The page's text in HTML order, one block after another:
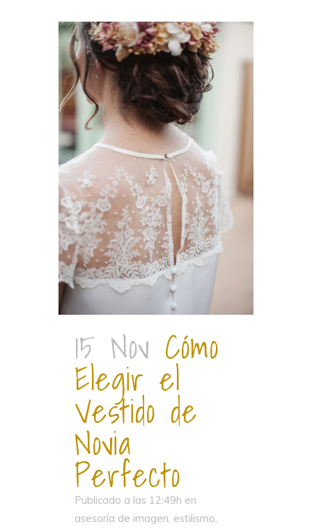
15 Nov Cómo
Elegir el
Vestido de
Novia
Perfecto
Publicado a las 12:49h en
asesoría de imagen, estilismo,